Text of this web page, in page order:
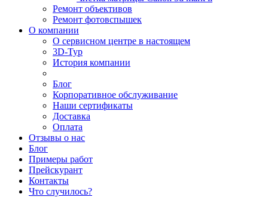
Ремонт объективов
Ремонт фотовспышек
О компании
О сервисном центре в настоящем
3D-Тур
История компании
Блог
Корпоративное обслуживание
Наши сертификаты
Доставка
Оплата
Отзывы о нас
Блог
Примеры работ
Прейскурант
Контакты
Что случилось?